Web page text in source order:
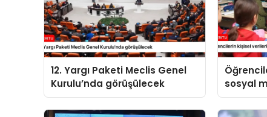
12. Yargı Paketi Meclis Genel
Kurulu’nda görüşülecek
sosyal